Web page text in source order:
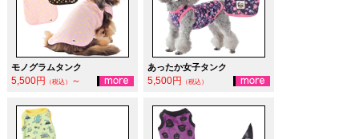
モノグラムタンク
5,500円 （税込） ～
あったか女子タンク
5,500円 （税込）